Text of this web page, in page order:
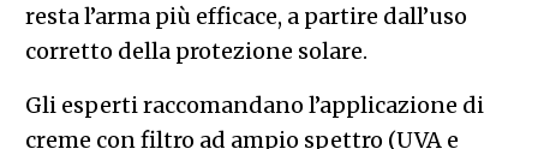
resta l’arma più efficace, a partire dall’uso
corretto della protezione solare.
Gli esperti raccomandano l’applicazione di
creme con filtro ad ampio spettro (UVA e